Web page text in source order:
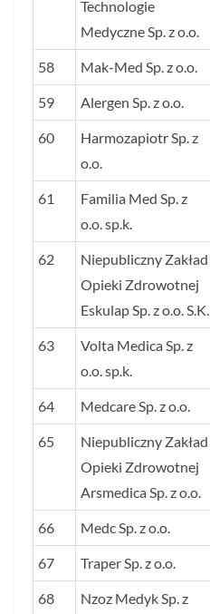
Technologie
Medyczne Sp. z o.o.
58 Mak-Med Sp. z o.o.
59 Alergen Sp. z o.o.
60
Harmozapiotr Sp. z
o.o.
61
Familia Med Sp. z
o.o. sp.k.
62
Niepubliczny Zakład
Opieki Zdrowotnej
Eskulap Sp. z o.o. S.K.
63
Volta Medica Sp. z
o.o. sp.k.
64 Medcare Sp. z o.o.
65
Niepubliczny Zakład
Opieki Zdrowotnej
Arsmedica Sp. z o.o.
66 Medc Sp. z o.o.
67 Traper Sp. z o.o.
68
Nzoz Medyk Sp. z